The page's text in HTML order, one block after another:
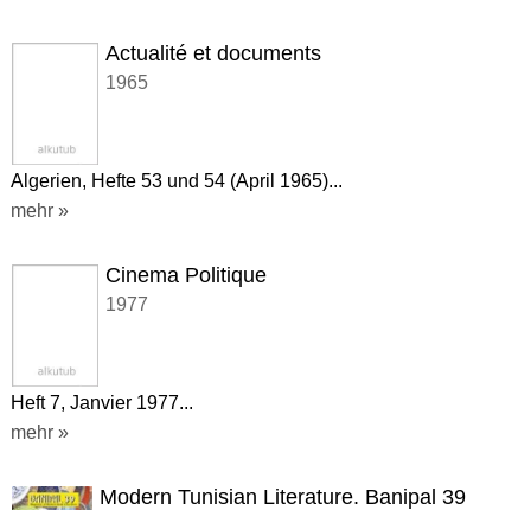
Actualité et documents
1965
Algerien, Hefte 53 und 54 (April 1965)...
mehr »
Cinema Politique
1977
Heft 7, Janvier 1977...
mehr »
Modern Tunisian Literature. Banipal 39